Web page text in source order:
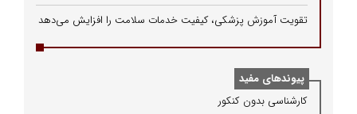
تقویت آموزش پزشکی، کیفیت خدمات سلامت را افزایش می‌دهد
پیوندهای مفید
كارشناسی بدون كنكور